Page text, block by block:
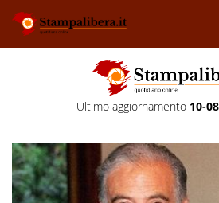
Ultimo aggiornamento 10-